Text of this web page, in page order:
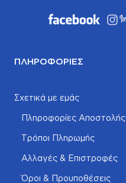
ΠΛΗΡΟΦΟΡΊΕΣ
Σχετικά με εμάς
Πληροφορίες Αποστολής
Τρόποι Πληρωμής
Αλλαγές & Επιστροφές
Όροι & Προυποθέσεις